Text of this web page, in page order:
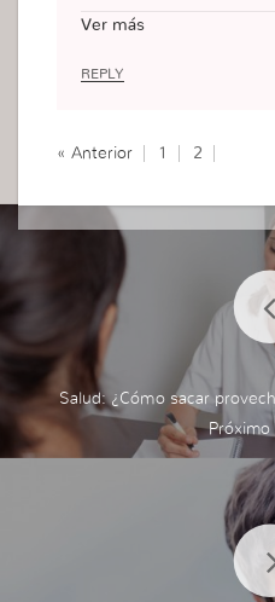
Ver más
REPLY
« Anterior 1 2
Salud: ¿Cómo sacar